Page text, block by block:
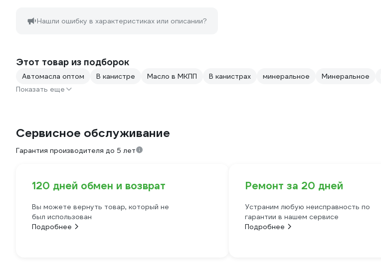
Нашли ошибку в характеристиках или описании?
Этот товар из подборок
Автомасла оптом В канистре Масло в МКПП В канистрах минеральное Минеральное
Показать еще
Сервисное обслуживание
Гарантия производителя до 5 лет
120 дней обмен и возврат
Вы можете вернуть товар, который не
был использован
Подробнее
Ремонт за 20 дней
Устраним любую неисправность по
гарантии в нашем сервисе
Подробнее